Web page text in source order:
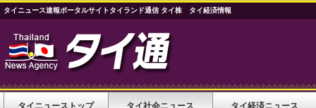
タイニュース速報ポータルサイトタイランド通信 タイ株 タイ経済情報
タイニューストップ タイ社会ニュース タイ経済ニュース